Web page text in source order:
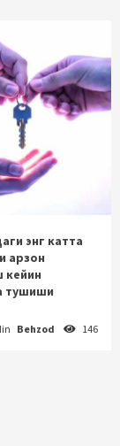
энг катта
арзон
кейин
тушиши
Behzod 146